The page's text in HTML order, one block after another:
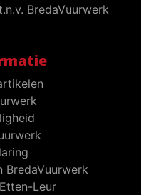
BredaVuurwerk
BredaVuurwerk
Leur